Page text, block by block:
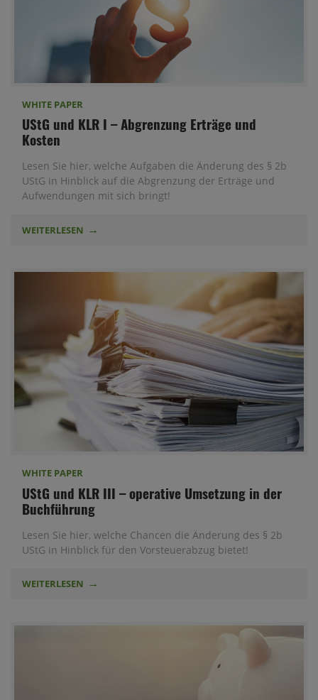
WHITE PAPER
UStG und KLR I – Abgrenzung Erträge und
Kosten
Lesen Sie hier, welche Aufgaben die Änderung des § 2b
UStG in Hinblick auf die Abgrenzung der Erträge und
Aufwendungen mit sich bringt!
WEITERLESEN
WHITE PAPER
UStG und KLR III – operative Umsetzung in der
Buchführung
Lesen Sie hier, welche Chancen die Änderung des § 2b
UStG in Hinblick für den Vorsteuerabzug bietet!
WEITERLESEN